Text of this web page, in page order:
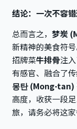
结论：一次不容
总而言之， 梦炭
新精神的美食符
招牌菜牛排骨注
有感官、融合了
몽탄 (Mong-tan)
高度，收获一段
旅，请务必将这